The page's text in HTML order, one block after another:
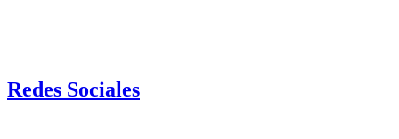
Redes Sociales